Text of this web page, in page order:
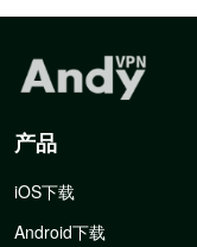
产品
iOS下载
Android下载